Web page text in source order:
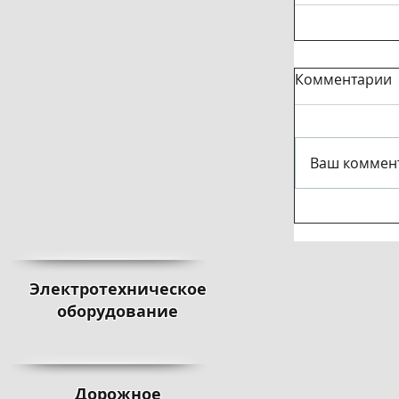
Электротехническое
оборудование
Дорожное
Комментарии
Ваш